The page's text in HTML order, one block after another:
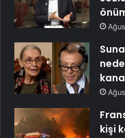
kişi